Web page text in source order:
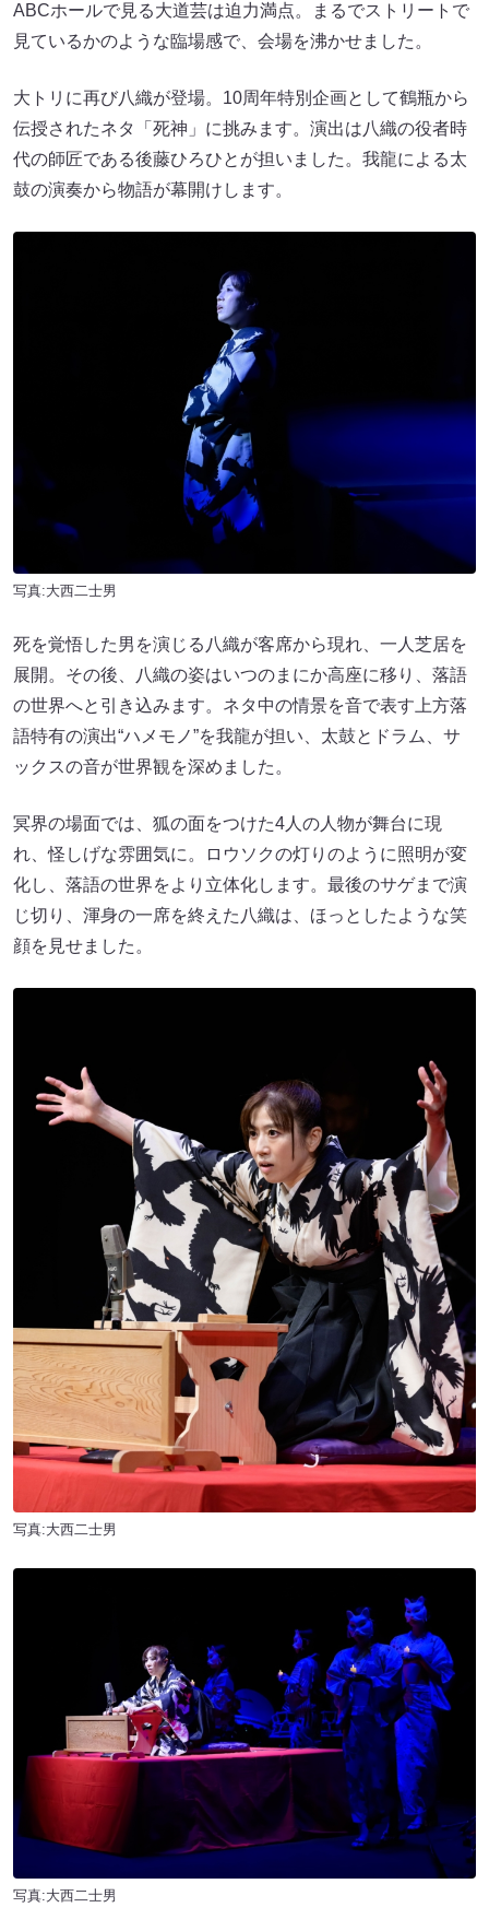
ABCホールで見る大道芸は迫力満点。まるでストリートで
見ているかのような臨場感で、会場を沸かせました。
大トリに再び八織が登場。10周年特別企画として鶴瓶から
伝授されたネタ「死神」に挑みます。演出は八織の役者時
代の師匠である後藤ひろひとが担いました。我龍による太
鼓の演奏から物語が幕開けします。
写真:大西二士男
死を覚悟した男を演じる八織が客席から現れ、一人芝居を
展開。その後、八織の姿はいつのまにか高座に移り、落語
の世界へと引き込みます。ネタ中の情景を音で表す上方落
語特有の演出“ハメモノ”を我龍が担い、太鼓とドラム、サ
ックスの音が世界観を深めました。
冥界の場面では、狐の面をつけた4人の人物が舞台に現
れ、怪しげな雰囲気に。ロウソクの灯りのように照明が変
化し、落語の世界をより立体化します。最後のサゲまで演
じ切り、渾身の一席を終えた八織は、ほっとしたような笑
顔を見せました。
写真:大西二士男
写真:大西二士男